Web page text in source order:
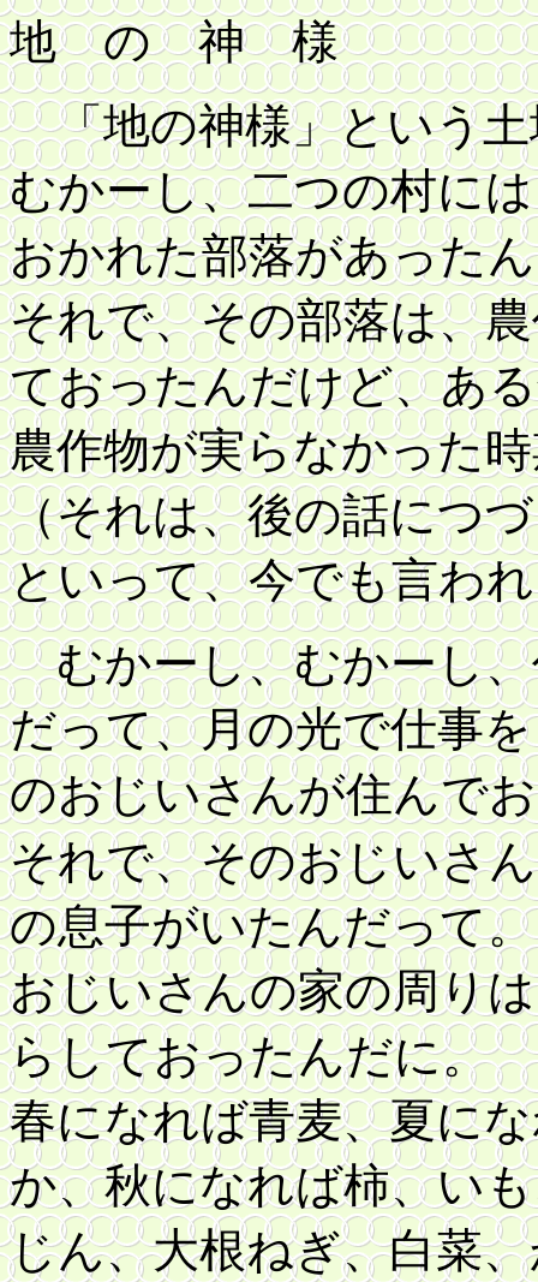
地 の 神 様
「地の神様」という土
むかーし、二つの村に
おかれた部落があった
それで、その部落は、
ておったんだけど、あ
農作物が実らなかった
（それは、後の話につ
といって、今でも言わ
むかーし、むかーし、
だって、月の光で仕事
のおじいさんが住んで
それで、そのおじいさ
の息子がいたんだって。
おじいさんの家の周り
らしておったんだに。
春になれば青麦、夏に
か、秋になれば柿、い
じん、大根ねぎ、白菜